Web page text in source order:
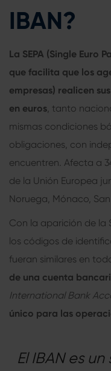
IBAN?
La SEPA (Single Euro
que facilita que los
empresas) realicen
en euros , tanto
mismas condiciones
obligaciones, con
encuentren. Afecta a
de la Unión Europea
Noruega, Mónaco, San
Con la aparición de la
los códigos de
fueran similares en
de una cuenta
International Bank
único para las
El IBAN es